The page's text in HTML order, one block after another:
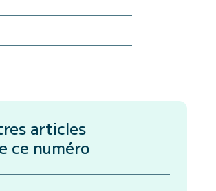
articles
ce numéro